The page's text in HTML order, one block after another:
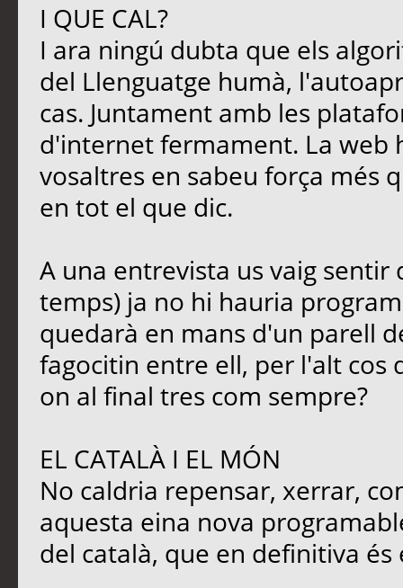
I QUE CAL?
I ara ningú dubta que els
del Llenguatge humà,
cas. Juntament amb les
d'internet fermament. La web
vosaltres en sabeu força més
en tot el que dic.
A una entrevista us vaig
temps) ja no hi hauria
quedarà en mans d'un parell
fagocitin entre ell, per l'alt cos
on al final tres com sempre?
EL CATALÀ I EL MÓN
No caldria repensar, xerrar,
aquesta eina nova
del català, que en definitiva